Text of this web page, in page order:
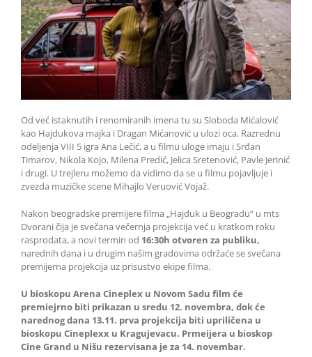
Od već istaknutih i renomiranih imena tu su Sloboda Mićalović
kao Hajdukova majka i Dragan Mićanović u ulozi oca. Razrednu
odeljenja VIII 5 igra Ana Lečić, a u filmu uloge imaju i Srđan
Timarov, Nikola Kojo, Milena Predić, Jelica Sretenović, Pavle Jerinić
i drugi. U trejleru možemo da vidimo da se u filmu pojavljuje i
zvezda muzičke scene Mihajlo Veruović Vojaž.
Nakon beogradske premijere filma „Hajduk u Beogradu“ u mts
Dvorani čija je svečana večernja projekcija već u kratkom roku
rasprodata, a novi termin od 16:30h otvoren za publiku,
narednih dana i u drugim našim gradovima održaće se svečana
premijerna projekcija uz prisustvo ekipe filma.
U bioskopu Arena Cineplex u Novom Sadu film će
premiejrno biti prikazan u sredu 12. novembra, dok će
narednog dana 13.11. prva projekcija biti upriličena u
bioskopu Cineplexx u Kragujevacu. Prmeijera u bioskop
Cine Grand u Nišu rezervisana je za 14. novembar.